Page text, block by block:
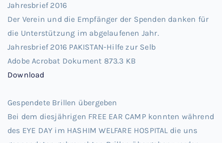
Jahresbrief 2016
Der Verein und die Empfänger der Spenden danken für
die Unterstützung im abgelaufenen Jahr.
Jahresbrief 2016 PAKISTAN-Hilfe zur Selb
Adobe Acrobat Dokument 873.3 KB
Download
Gespendete Brillen übergeben
Bei dem diesjährigen FREE EAR CAMP konnten während
des EYE DAY im HASHIM WELFARE HOSPITAL die uns